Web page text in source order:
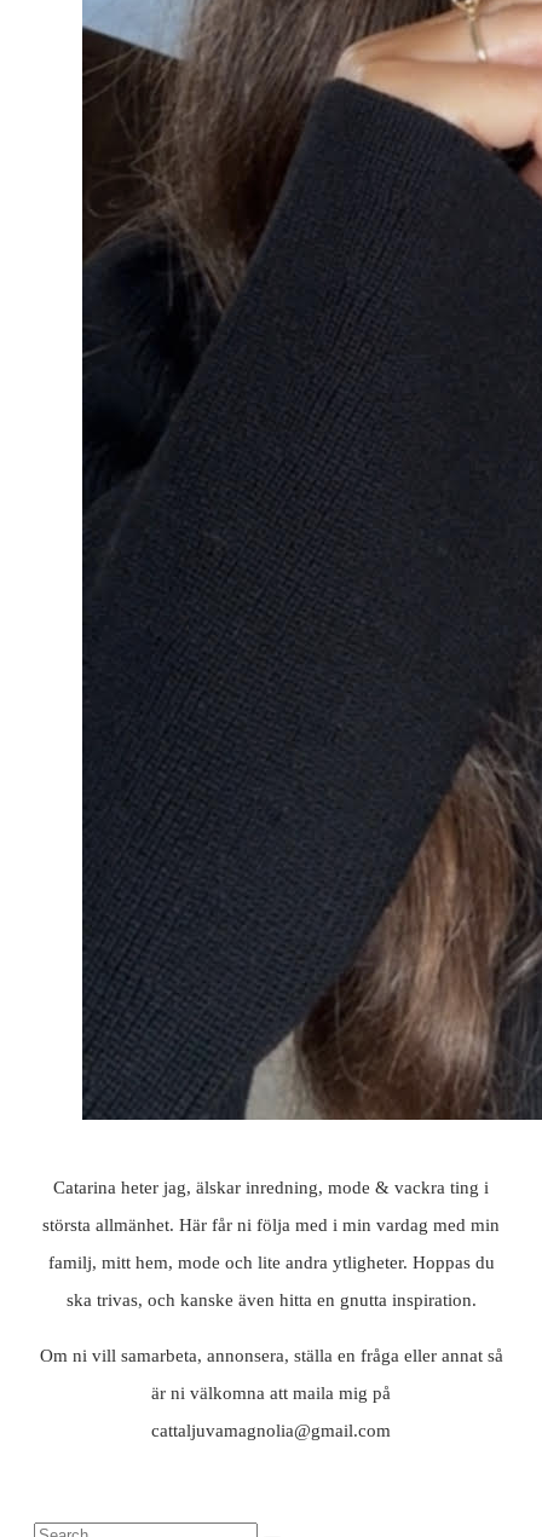
Catarina heter jag, älskar inredning, mode & vackra ting i
största allmänhet. Här får ni följa med i min vardag med min
familj, mitt hem, mode och lite andra ytligheter. Hoppas du
ska trivas, och kanske även hitta en gnutta inspiration.
Om ni vill samarbeta, annonsera, ställa en fråga eller annat så
är ni välkomna att maila mig på
cattaljuvamagnolia@gmail.com